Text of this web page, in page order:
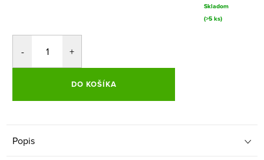
Skladom
(>5 ks)
DO KOŠÍKA
Popis